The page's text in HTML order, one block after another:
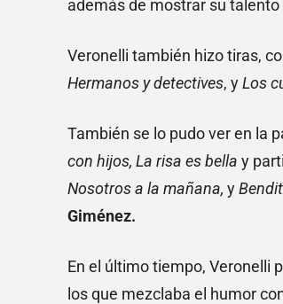
además de mostrar su
Veronelli también hizo tiras,
Hermanos y detectives, yLos
También se lo pudo ver en la
con hijos, La risa es bella y
Nosotros a la mañana, y
Giménez.
En el último tiempo, Veronelli
los que mezclaba el humor